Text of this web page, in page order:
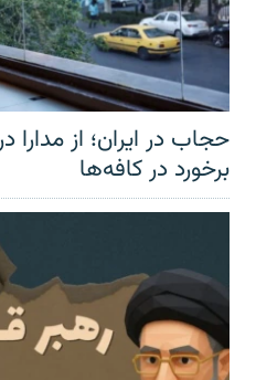
حجاب در ایران؛ از
برخورد در کافه‌ها